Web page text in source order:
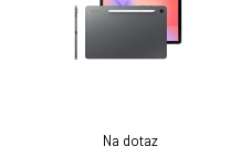
Gray a Silver a doplniť tak svoj
každodenný štýl o nádych
elegancie. Jasný, ostrý
Na dotaz